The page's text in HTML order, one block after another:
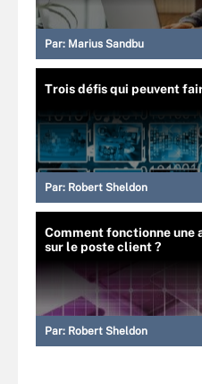
Par: Marius Sandbu
Trois défis qui peuvent
Par: Robert Sheldon
Comment fonctionne une
sur le poste client ?
Par: Robert Sheldon